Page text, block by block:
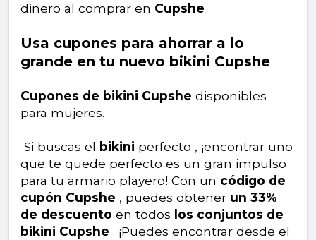
dinero al comprar en Cupshe
Usa cupones para ahorrar a lo
grande en tu nuevo bikini Cupshe
Cupones de bikini Cupshe disponibles
para mujeres.
Si buscas el bikini perfecto , ¡encontrar uno
que te quede perfecto es un gran impulso
para tu armario playero! Con un código de
cupón Cupshe , puedes obtener un 33%
de descuento en todos los conjuntos de
bikini Cupshe . ¡Puedes encontrar desde el